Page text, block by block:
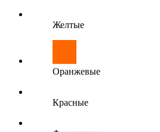
Желтые
Оранжевые
Красные